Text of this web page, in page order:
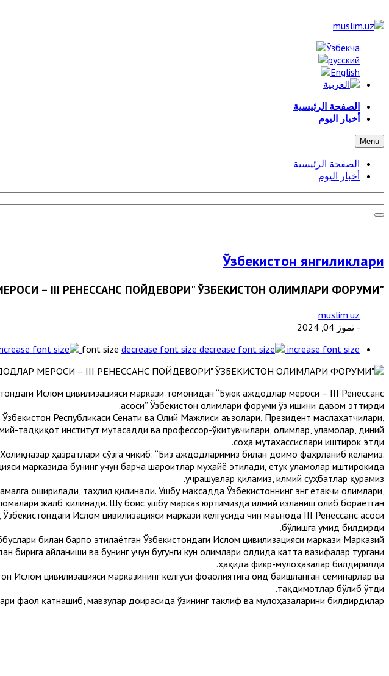
الصفحة الرئيسية
أخبار اليوم
Menu
الصفحة الرئيسية
أخبار اليوم
Ўзбекистон янгиликлари
"БУЮК АЖДОДЛАР МЕРОСИ – III РЕНЕССАНС ПОЙДЕВОРИ" ЎЗБЕКИСТОН ОЛИМЛАРИ ФОРУМИ
muslim.uz
- تموز 04, 2024
font size decrease font size increase font size
Ислом цивилизацияси маркази томонидан “Буюк аждодлар мероси – III Ренессанс
асоси” Ўзбекистон олимлари форуми ўз ишини давом эттирди.
Республикаси Сенати ва Олий Мажлиси аъзолари, Президент маслаҳатчилари,
тадқиқот институт мутасадди ва профессор-ўқитувчилари, олимлар, уламолар, диний
соҳа мутахассислари иштирок этди.
ҳазратлари сўзга чиқиб: “Биз аждодларимиз билан доимо фахрланиб келамиз.
марказида бунинг учун барча шароитлар муҳайё этилади, етук уламолар иштирокида
учрашувлар қиламиз, илмий суҳбатлар қурамиз.
оширилади, таҳлил қилинади. Ушбу мақсадда Ўзбекистоннинг энг етакчи олимлари,
жалб қилинади. Шу боис ушбу марказ юртимизда илмий изланиш олиб бораётган
Ислом цивилизацияси маркази келгусида чин маънода III Ренессанс асоси
бўлишга умид билдирди.
билан барпо этилаётган Ўзбекистондаги Ислом цивилизацияси маркази Марказий
бирига айланиши ва бунинг учун бугунги кун олимлари олдида катта вазифалар тургани
ҳақида фикр-мулоҳазалар билдирилди.
цивилизацияси марказининг келгуси фоаолиятига оид бағишланган семинарлар ва
тақдимотлар бўлиб ўтди.
фаол қатнашиб, мавзулар доирасида ўзининг таклиф ва мулоҳазаларини билдирдилар.